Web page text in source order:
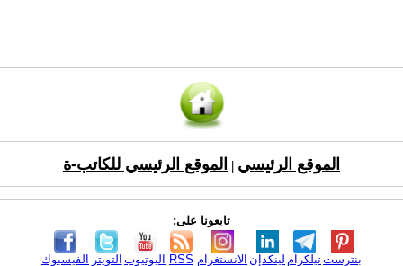
الموقع الرئيسي الموقع الرئيسي للكاتب-ة
تابعونا على:
الفيسبوك التويتر اليوتيوب RSS الانستغرام لينكدإن تيلكرامبنترست